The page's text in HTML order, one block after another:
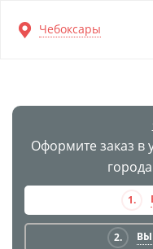
Перейти
к
Чебоксары
Оформите заказ в
1.
2.